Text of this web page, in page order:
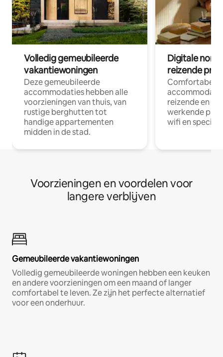
Volledig gemeubileerde
vakantiewoningen
Deze gemeubileerde
accommodaties hebben alle
voorzieningen van thuis, van
rustige berghutten tot
handige appartementen
midden in de stad.
Digitale
reizende
Comfortabele
reizende en
werkende
wifi en
Voorzieningen en voordelen voor
langere verblijven
Gemeubileerde vakantiewoningen
Volledig gemeubileerde woningen hebben een keuken
en andere voorzieningen om een maand of langer
comfortabel te leven. Ze zijn het perfecte alternatief
voor een onderhuur.